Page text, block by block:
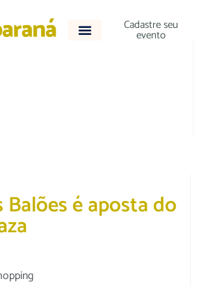
Cadastre seu
evento
é aposta do